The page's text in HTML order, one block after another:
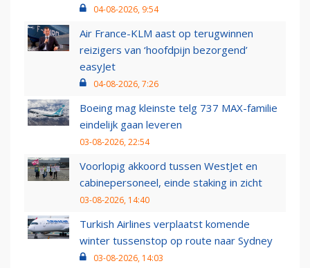
04-08-2026, 9:54
Air France-KLM aast op terugwinnen
reizigers van ‘hoofdpijn bezorgend’
easyJet
04-08-2026, 7:26
Boeing mag kleinste telg 737 MAX-familie
eindelijk gaan leveren
03-08-2026, 22:54
Voorlopig akkoord tussen WestJet en
cabinepersoneel, einde staking in zicht
03-08-2026, 14:40
Turkish Airlines verplaatst komende
winter tussenstop op route naar Sydney
03-08-2026, 14:03